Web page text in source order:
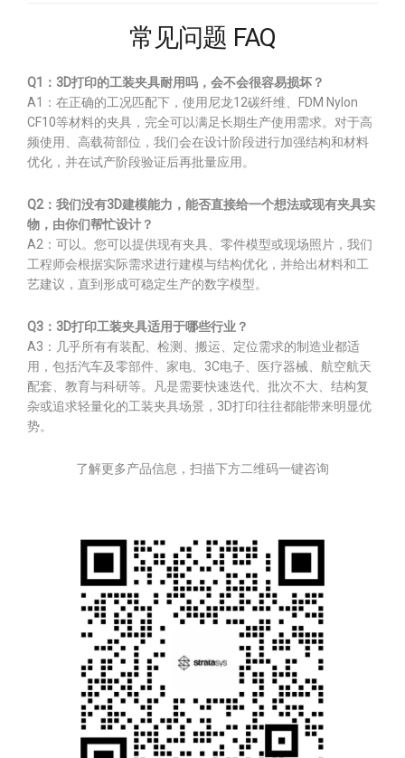
常见问题 FAQ
Q1：3D打印的工装夹具耐用吗，会不会很容易损坏？
A1：在正确的工况匹配下，使用尼龙12碳纤维、FDM Nylon
CF10等材料的夹具，完全可以满足长期生产使用需求。对于高
频使用、高载荷部位，我们会在设计阶段进行加强结构和材料
优化，并在试产阶段验证后再批量应用。
Q2：我们没有3D建模能力，能否直接给一个想法或现有夹具实
物，由你们帮忙设计？
A2：可以。您可以提供现有夹具、零件模型或现场照片，我们
工程师会根据实际需求进行建模与结构优化，并给出材料和工
艺建议，直到形成可稳定生产的数字模型。
Q3：3D打印工装夹具适用于哪些行业？
A3：几乎所有有装配、检测、搬运、定位需求的制造业都适
用，包括汽车及零部件、家电、3C电子、医疗器械、航空航天
配套、教育与科研等。凡是需要快速迭代、批次不大、结构复
杂或追求轻量化的工装夹具场景，3D打印往往都能带来明显优
势。
了解更多产品信息，扫描下方二维码一键咨询